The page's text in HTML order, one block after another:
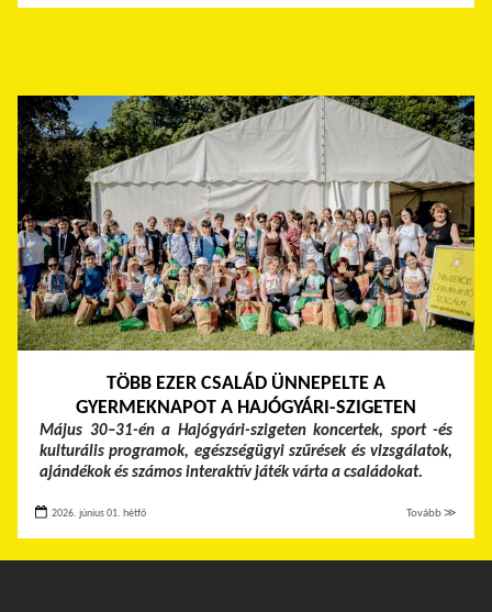
TÖBB EZER CSALÁD ÜNNEPELTE A
GYERMEKNAPOT A HAJÓGYÁRI-SZIGETEN
Május 30–31-én a Hajógyári-szigeten koncertek, sport -és
kulturális programok, egészségügyi szűrések és vizsgálatok,
ajándékok és számos interaktív játék várta a családokat.
2026. június 01. hétfő Tovább ≫